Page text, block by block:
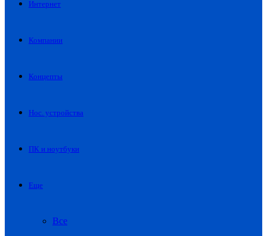
Интернет
Компании
Концепты
Нос. устройства
ПК и ноутбуки
Еще
Все